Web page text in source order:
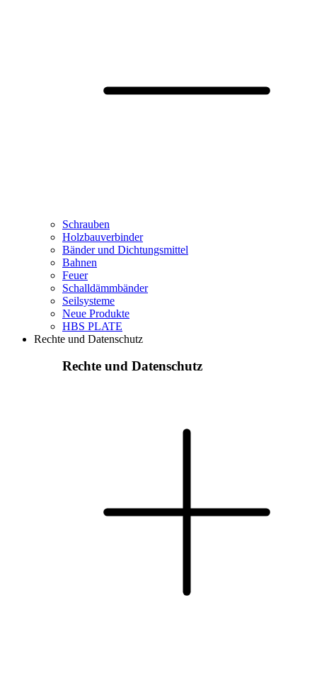
Schrauben
Holzbauverbinder
Bänder und Dichtungsmittel
Bahnen
Feuer
Schalldämmbänder
Seilsysteme
Neue Produkte
HBS PLATE
Rechte und Datenschutz
Rechte und Datenschutz